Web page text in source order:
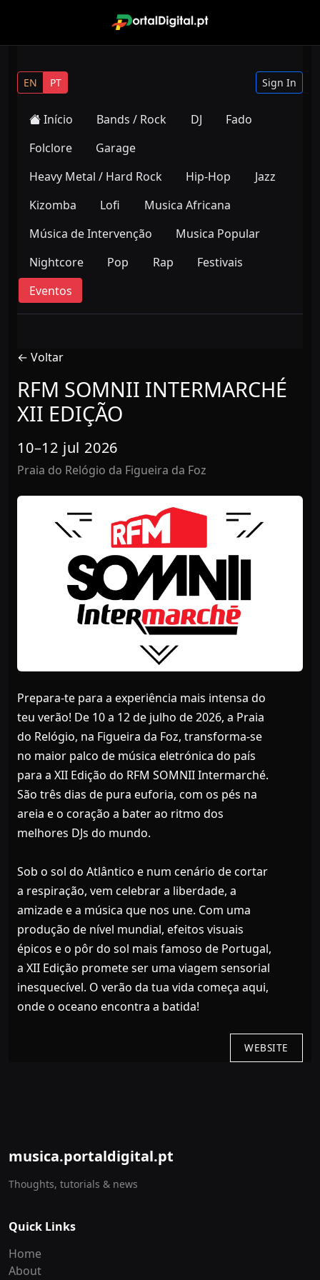
EN PT Sign In
Início Bands / Rock DJ
Fado
Folclore
Garage
Heavy Metal / Hard Rock
Hip-Hop
Jazz
Kizomba
Lofi
Musica Africana
Música de Intervenção
Musica Popular
Nightcore
Pop Rap
Festivais
Eventos
← Voltar
RFM SOMNII INTERMARCHÉ
XII EDIÇÃO
10–12 jul 2026
Praia do Relógio da Figueira da Foz
Prepara-te para a experiência mais intensa do
teu verão! De 10 a 12 de julho de 2026, a Praia
do Relógio, na Figueira da Foz, transforma-se
no maior palco de música eletrónica do país
para a XII Edição do RFM SOMNII Intermarché.
São três dias de pura euforia, com os pés na
areia e o coração a bater ao ritmo dos
melhores DJs do mundo.
Sob o sol do Atlântico e num cenário de cortar
a respiração, vem celebrar a liberdade, a
amizade e a música que nos une. Com uma
produção de nível mundial, efeitos visuais
épicos e o pôr do sol mais famoso de Portugal,
a XII Edição promete ser uma viagem sensorial
inesquecível. O verão da tua vida começa aqui,
onde o oceano encontra a batida!
WEBSITE
musica.portaldigital.pt
Thoughts, tutorials & news
Quick Links
Home
About